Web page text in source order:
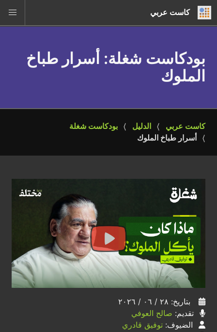
كاست عربي
بودكاست شغلة: أسرار طباخ
الملوك
كاست عربي الدليل
بودكاست شغلة
أسرار طباخ الملوك
بتاريخ: ٢٨ / ٠٦ / ٢٠٢٦
تقديم: صالح العوفي
الضيوف: توفيق قادري